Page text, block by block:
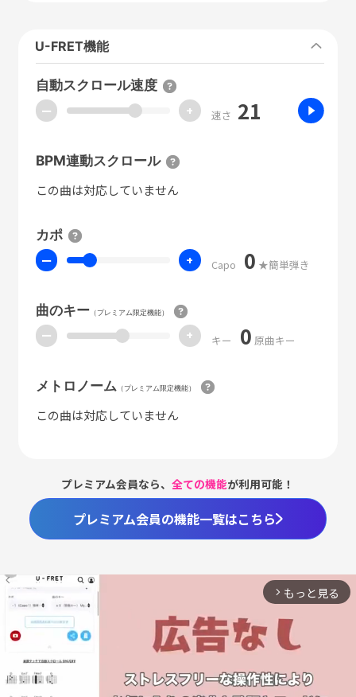
U-FRET機能
自動スクロール速度
ー + 速さ 21
BPM連動スクロール
この曲は対応していません
カポ
ー + Capo 0 ★簡単弾き
曲のキー（プレミアム限定機能）
ー + キー 0 原曲キー
メトロノーム （プレミアム限定機能）
この曲は対応していません
プレミアム会員なら、全ての機能が利用可能！
プレミアム会員の機能一覧はこちら
arrow_forward_ios もっと見る